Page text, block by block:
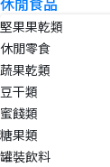
堅果果乾類
休閒零食
蔬果乾類
豆干類
蜜餞類
糖果類
罐裝飲料